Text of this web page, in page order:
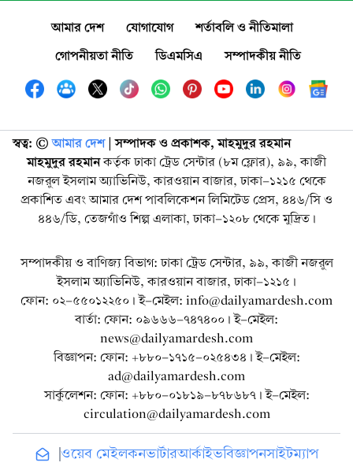
আমার দেশ যোগাযোগ
শর্তাবলি ও নীতিমালা
গোপনীয়তা নীতি
ডিএমসিএ সম্পাদকীয় নীতি
স্বত্ব: ©️ আমার দেশ| সম্পাদক ও প্রকাশক, মাহমুদুর রহমান
মাহমুদুর রহমানকর্তৃক ঢাকা ট্রেড সেন্টার (৮ম ফ্লোর), ৯৯, কাজী
নজরুল ইসলাম অ্যাভিনিউ, কারওয়ান বাজার, ঢাকা-১২১৫ থেকে
প্রকাশিত এবং আমার দেশ পাবলিকেশন লিমিটেড প্রেস, ৪৪৬/সি ও
৪৪৬/ডি, তেজগাঁও শিল্প এলাকা, ঢাকা-১২০৮ থেকে মুদ্রিত।
সম্পাদকীয় ও বাণিজ্য বিভাগ: ঢাকা ট্রেড সেন্টার, ৯৯, কাজী নজরুল
ইসলাম অ্যাভিনিউ, কারওয়ান বাজার, ঢাকা-১২১৫।
ফোন: ০২-৫৫০১২২৫০। ই-মেইল: info@dailyamardesh.com
বার্তা: ফোন: ০৯৬৬৬-৭৪৭৪০০। ই-মেইল:
news@dailyamardesh.com
বিজ্ঞাপন: ফোন: +৮৮০-১৭১৫-০২৫৪৩৪ । ই-মেইল:
ad@dailyamardesh.com
সার্কুলেশন: ফোন: +৮৮০-০১৮১৯-৮৭৮৬৮৭ । ই-মেইল:
circulation@dailyamardesh.com
ওয়েব মেইলকনভার্টারআর্কাইভবিজ্ঞাপনসাইটম্যাপ